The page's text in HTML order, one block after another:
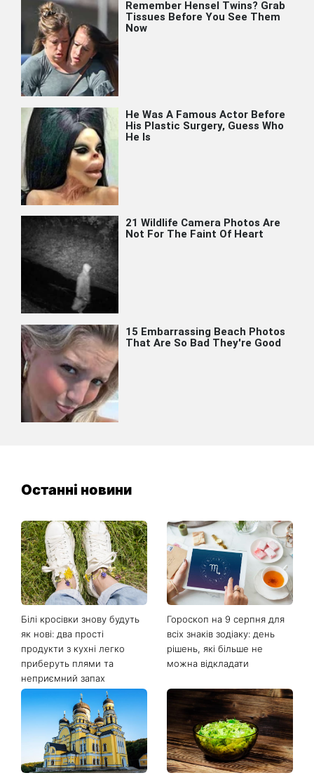
Останні новини
Білі кросівки знову будуть
як нові: два прості
продукти з кухні легко
приберуть плями та
неприємний запах
Гороскоп на 9 серпня для
всіх знаків зодіаку: день
рішень, які більше не
можна відкладати